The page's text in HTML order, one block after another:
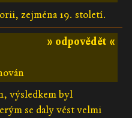
zejména 19. století.
» odpovědět «
výsledkem byl
se daly vést velmi